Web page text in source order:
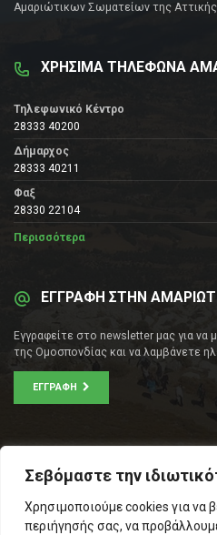
Σεβόμαστε την
Χρησιμοποιούμε cookies για να
περιήγησής σας, να
Αμαριώτικων Σωματείων της
ΧΡΗΣΙΜΑ ΤΗΛΕΦΩΝΑ
Τηλεφωνικό Κέντρο
28333 40200
Δήμαρχος
28333 40211
Φαξ
28330 22104
Περισσότερα
ΕΓΓΡΑΦΗ ΣΤΗΝ
Εγγραφείτε στο newsletter μας για να
της Ομοσπονδίας και να λαμβάνετε
ΕΓΓΡΑΦΉ
Τ.Κ.: 105 53